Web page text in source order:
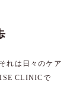
れは日々のケア
CLINICで